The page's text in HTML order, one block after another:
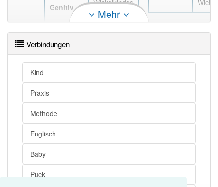
Genitiv
Wickelkindes
, des
Wickelkinds
Mehr
Verbindungen
Kind
Praxis
Methode
Englisch
Baby
Puck